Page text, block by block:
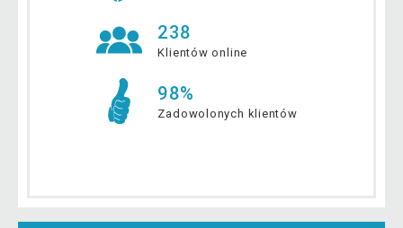
238
Klientów online
98%
Zadowolonych klientów